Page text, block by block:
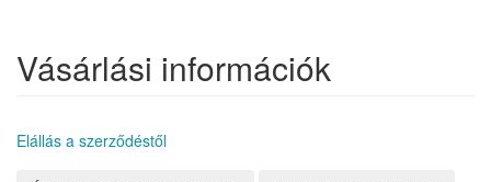
Vásárlási információk
Elállás a szerződéstől